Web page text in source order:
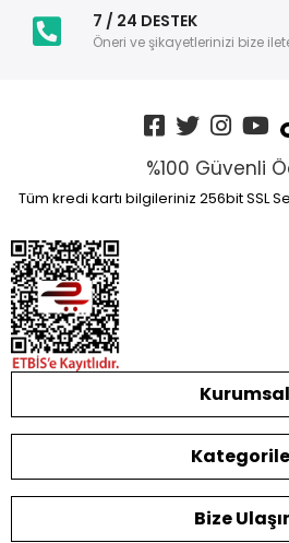
7 / 24 DESTEK
Öneri ve şikayetlerinizi bize
%100 Güvenli
Tüm kredi kartı bilgileriniz 256bit SSL
Kurumsal
Bize